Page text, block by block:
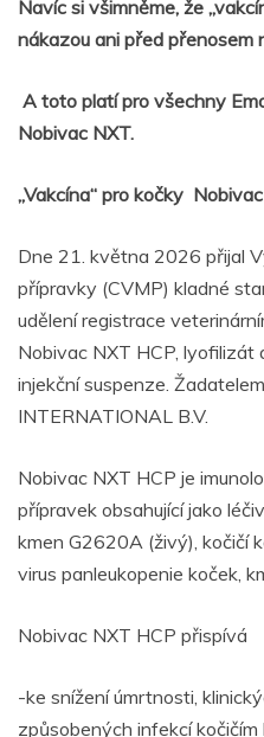
Navíc si všimněme, že
nákazou ani před přenosem
A toto platí pro všechny
Nobivac NXT.
„Vakcína“ pro kočky
Dne 21. května 2026 přijal
přípravky (CVMP) kladné
udělení registrace
Nobivac NXT HCP, lyofilizát
injekční suspenze.
INTERNATIONAL B.V.
Nobivac NXT HCP je
přípravek obsahující jako
kmen G2620A (živý), kočičí
virus panleukopenie koček,
Nobivac NXT HCP přispívá
-ke snížení úmrtnosti,
způsobených infekcí